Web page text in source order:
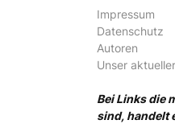
Impressum
Datenschutz
Autoren
Unser
Bei Links die
sind, handelt